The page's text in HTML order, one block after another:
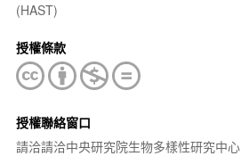
(HAST)
授權條款
授權聯絡窗口
請洽請洽中央研究院生物多樣性研究中心